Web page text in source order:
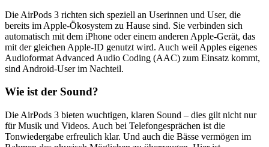
Die AirPods 3 richten sich speziell an Userinnen und User, die
bereits im Apple-Ökosystem zu Hause sind. Sie verbinden sich
automatisch mit dem iPhone oder einem anderen Apple-Gerät, das
mit der gleichen Apple-ID genutzt wird. Auch weil Apples eigenes
Audioformat Advanced Audio Coding (AAC) zum Einsatz kommt,
sind Android-User im Nachteil.
Wie ist der Sound?
Die AirPods 3 bieten wuchtigen, klaren Sound – dies gilt nicht nur
für Musik und Videos. Auch bei Telefongesprächen ist die
Tonwiedergabe erfreulich klar. Und auch die Bässe vermögen im